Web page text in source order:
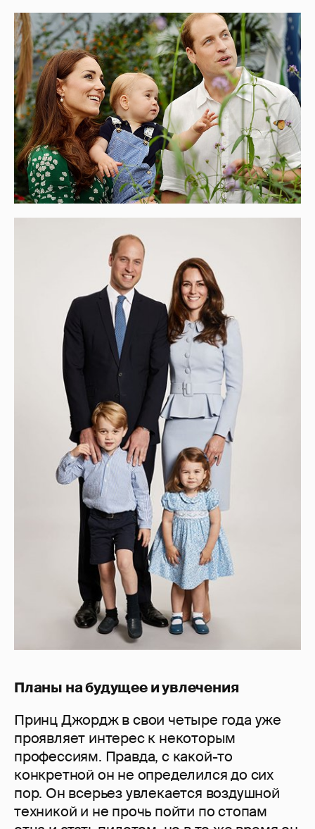
Планы на будущее и увлечения
Принц Джордж в свои четыре года уже
проявляет интерес к некоторым
профессиям. Правда, с какой-то
конкретной он не определился до сих
пор. Он всерьез увлекается воздушной
техникой и не прочь пойти по стопам